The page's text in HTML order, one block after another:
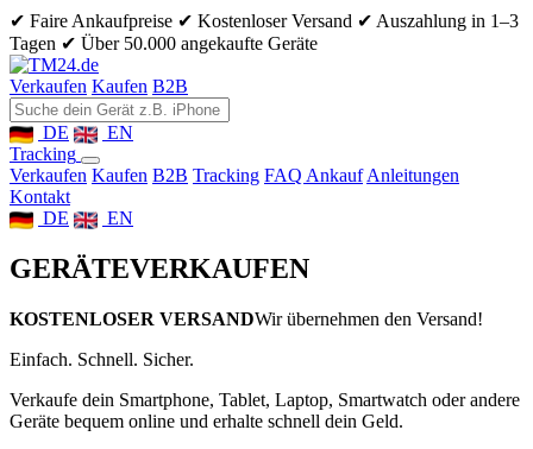
✔ Faire Ankaufpreise ✔ Kostenloser Versand ✔ Auszahlung in 1–3
Tagen ✔ Über 50.000 angekaufte Geräte
Verkaufen Kaufen B2B
DE
EN
Tracking
Verkaufen Kaufen B2B Tracking FAQ Ankauf Anleitungen
Kontakt
DE
EN
GERÄTEVERKAUFEN
KOSTENLOSER VERSANDWir übernehmen den Versand!
Einfach. Schnell. Sicher.
Verkaufe dein Smartphone, Tablet, Laptop, Smartwatch oder andere
Geräte bequem online und erhalte schnell dein Geld.